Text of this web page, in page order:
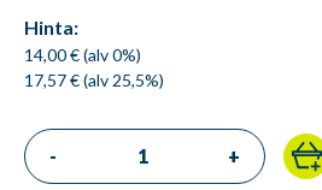
Hinta:
14,00 € (alv 0%)
17,57 € (alv 25,5%)
- +